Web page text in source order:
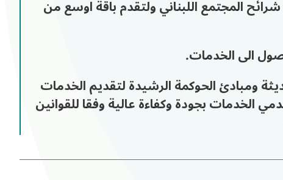
المجتمع اللبناني ولتقدم باقة اوسع من
الى الخدمات.
ومبادئ الحوكمة الرشيدة لتقديم الخدمات
الخدمات بجودة وكفاءة عالية وفقا للقوانين